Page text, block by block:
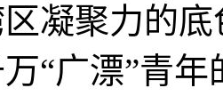
凝聚力的
“广漂”青